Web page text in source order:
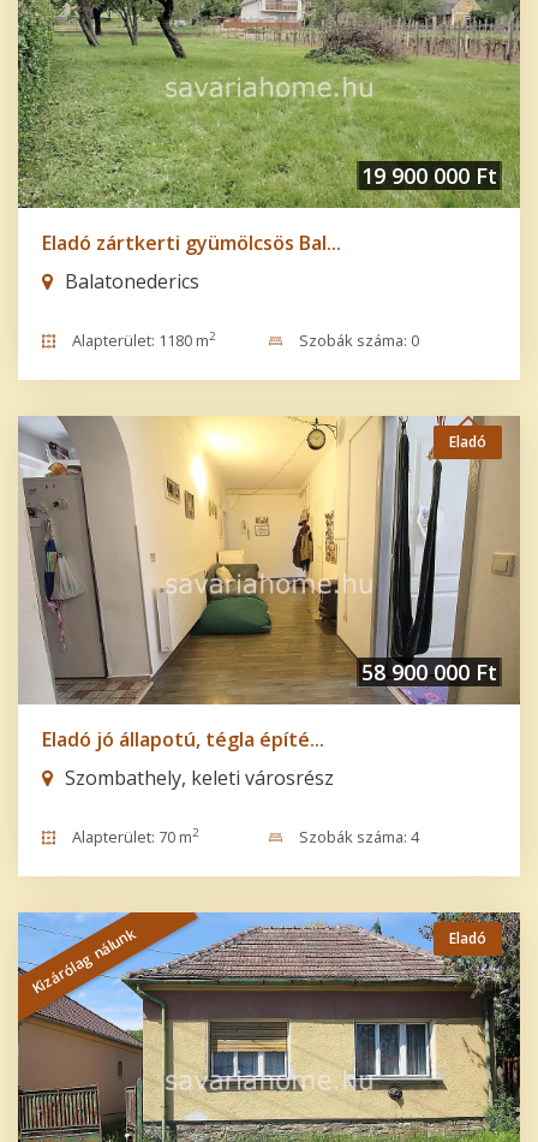
19 900 000 Ft
Eladó zártkerti gyümölcsös Bal...
Balatonederics
Alapterület: 1180 m2 Szobák száma: 0
Eladó
58 900 000 Ft
Eladó jó állapotú, tégla építé...
Szombathely, keleti városrész
Alapterület: 70 m2 Szobák száma: 4
Kizárólag nálunk Eladó